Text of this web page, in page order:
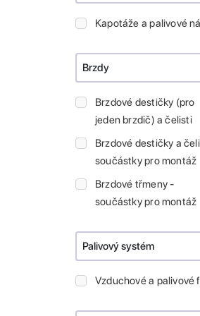
Kapotáže a palivové
Brzdy
Brzdové destičky (pro
jeden brzdič) a čelisti
Brzdové destičky a
součástky pro montáž
Brzdové třmeny -
součástky pro montáž
Palivový systém
Vzduchové a palivové